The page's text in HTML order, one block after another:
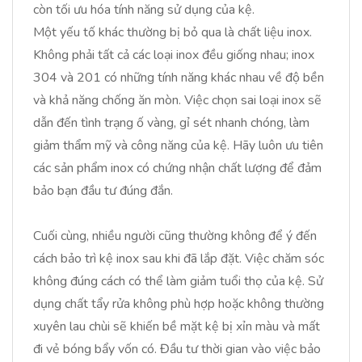
còn tối ưu hóa tính năng sử dụng của kệ.
Một yếu tố khác thường bị bỏ qua là chất liệu inox.
Không phải tất cả các loại inox đều giống nhau; inox
304 và 201 có những tính năng khác nhau về độ bền
và khả năng chống ăn mòn. Việc chọn sai loại inox sẽ
dẫn đến tình trạng ố vàng, gỉ sét nhanh chóng, làm
giảm thẩm mỹ và công năng của kệ. Hãy luôn ưu tiên
các sản phẩm inox có chứng nhận chất lượng để đảm
bảo bạn đầu tư đúng đắn.
Cuối cùng, nhiều người cũng thường không để ý đến
cách bảo trì kệ inox sau khi đã lắp đặt. Việc chăm sóc
không đúng cách có thể làm giảm tuổi thọ của kệ. Sử
dụng chất tẩy rửa không phù hợp hoặc không thường
xuyên lau chùi sẽ khiến bề mặt kệ bị xỉn màu và mất
đi vẻ bóng bẩy vốn có. Đầu tư thời gian vào việc bảo